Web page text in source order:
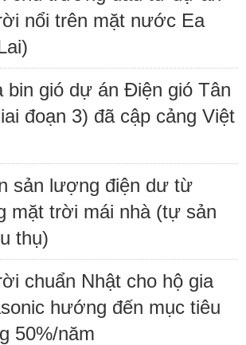
nổi trên mặt nước Ea
bin gió dự án Điện gió Tân
đoạn 3) đã cập cảng Việt
sản lượng điện dư từ
mặt trời mái nhà (tự sản
thụ)
chuẩn Nhật cho hộ gia
hướng đến mục tiêu
50%/năm